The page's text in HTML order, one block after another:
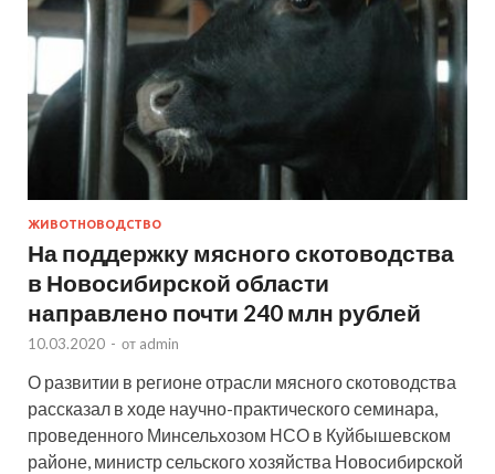
ЖИВОТНОВОДСТВО
На поддержку мясного скотоводства
в Новосибирской области
направлено почти 240 млн рублей
10.03.2020 - от admin
О развитии в регионе отрасли мясного скотоводства
рассказал в ходе научно-практического семинара,
проведенного Минсельхозом НСО в Куйбышевском
районе, министр сельского хозяйства Новосибирской